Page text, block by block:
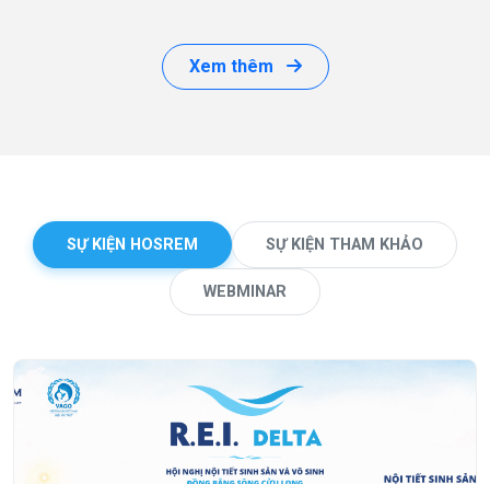
Xem thêm
SỰ KIỆN HOSREM SỰ KIỆN THAM KHẢO
WEBMINAR